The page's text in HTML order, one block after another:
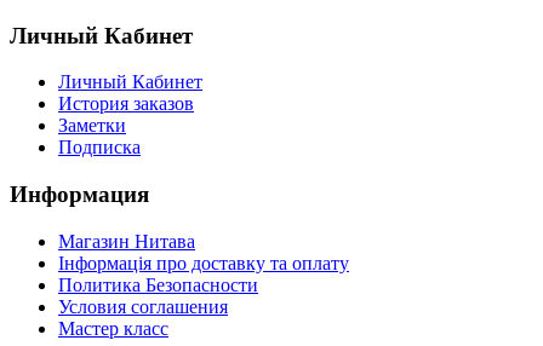
Личный Кабинет
Личный Кабинет
История заказов
Заметки
Подписка
Информация
Магазин Нитава
Інформація про доставку та оплату
Политика Безопасности
Условия соглашения
Мастер класс